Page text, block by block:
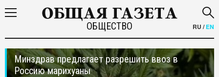
ОБЩЕСТВО RU /EN
Минздрав предлагает разрешить ввоз в
Россию марихуаны